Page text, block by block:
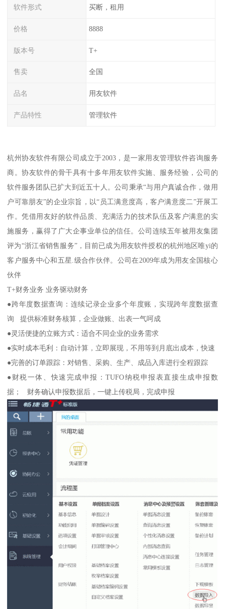
软件形式 买断，租用
价格 8888
版本号 T+
售卖 全国
品名 用友软件
产品特性 管理软件
杭州协友软件有限公司成立于2003，是一家用友管理软件咨询服务
商。协友软件的骨干具有十多年用友软件实施、服务经验，公司的
软件服务团队已扩大到近五十人。公司秉承“与用户真诚合作，做用
户可靠朋友”的企业宗旨，以“员工满意度高，客户满意度二”开展工
作。凭借用友好的软件品质、充满活力的技术队伍及客户满意的实
施服务，赢得了广大企事业单位的信任。公司连续五年被用友集团
评为“浙江省销售服务”，目前已成为用友软件授权的杭州地区唯yi的
客户服务中心和五星.级合作伙伴。公司在2009年成为用友全国核心
伙伴
T+财务业务 业务驱动财务
●跨年度数据查询：连续记录企业多个年度账，实现跨年度数据查
询 提供标准财务核算，企业做账、出表一气呵成
●灵活便捷的立账方式：适合不同企业的业务需求
●实时成本毛利：自动计算，立即展现，不用等到月底出成本，快速
●完善的订单跟踪：对销售、采购、生产、成品入库进行全程跟踪
●财税一体、快速完成申报：TUFO纳税申报表直接生成申报数
据； 财务确认申报数据后，一键上传税局，完成申报